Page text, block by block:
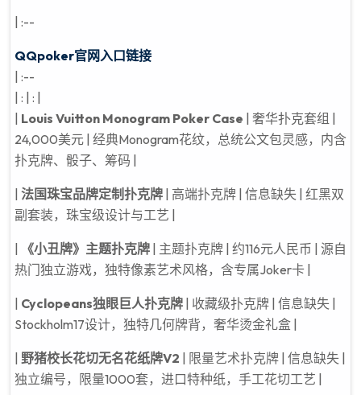
| :--
QQpoker官网入口链接
| :--
| : | : |
Louis Vuitton Monogram Poker Case | 奢华扑克套组 |
24,000美元 | 经典Monogram花纹，总统公文包灵感，内含
扑克牌、骰子、筹码 |
法国珠宝品牌定制扑克牌 | 高端扑克牌 | 信息缺失 | 红黑双
副套装，珠宝级设计与工艺 |
《小丑牌》主题扑克牌 | 主题扑克牌 | 约116元人民币 | 源自
热门独立游戏，独特像素艺术风格，含专属Joker卡 |
Cyclopeans独眼巨人扑克牌 | 收藏级扑克牌 | 信息缺失 |
Stockholm17设计，独特几何牌背，奢华烫金礼盒 |
野猪校长花切无名花纸牌V2 | 限量艺术扑克牌 | 信息缺失 |
独立编号，限量1000套，进口特种纸，手工花切工艺 |